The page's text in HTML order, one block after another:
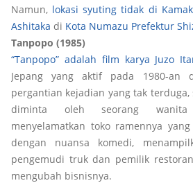
Namun, lokasi syuting tidak di
Ashitaka di Kota Numazu Prefektur
Tanpopo (1985)
“Tanpopo” adalah film karya Juzo
Jepang yang aktif pada 1980-an
pergantian kejadian yang tak
diminta oleh seorang
menyelamatkan toko ramennya
dengan nuansa komedi,
pengemudi truk dan pemilik
mengubah bisnisnya.